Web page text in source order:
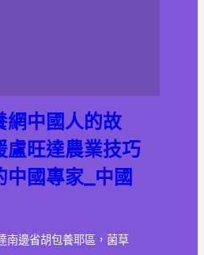
網中國人的故
盧旺達農業技巧
中國專家_中國
南邊省胡包養耶區，菌草